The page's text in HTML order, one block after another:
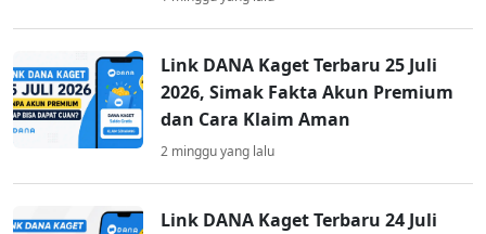
Link DANA Kaget Terbaru 25 Juli
2026, Simak Fakta Akun Premium
dan Cara Klaim Aman
2 minggu yang lalu
Link DANA Kaget Terbaru 24 Juli